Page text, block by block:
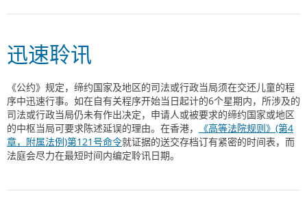
迅速聆讯
《公约》规定，缔约国家及地区的司法或行政当局须在交还儿童的程
序中迅速行事。如在自有关程序开始当日起计的6个星期内，所涉及的
司法或行政当局仍未有作出决定，申请人或被要求的缔约国家或地区
的中枢当局可要求陈述延误的理由。在香港，
《高等法院规则》(第4
章，附属法例)第121号命令就证据的送交存档订有紧密的时间表，而
法庭会尽力在最短时间内编定聆讯日期。